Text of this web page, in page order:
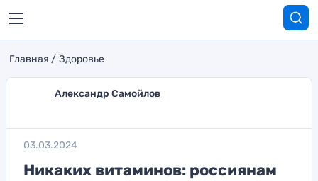
Главная Здоровье
Александр Самойлов
03.03.2024
Никаких витаминов: россиянам